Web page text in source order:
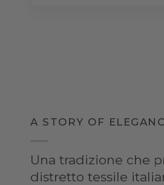
A STORY OF
Una tradizione che
distretto tessile